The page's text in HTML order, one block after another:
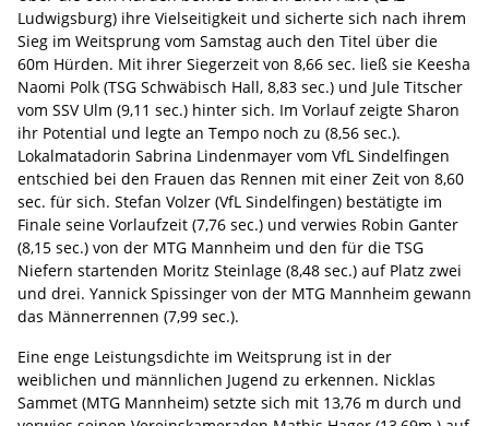
Ludwigsburg) ihre Vielseitigkeit und sicherte sich nach ihrem
Sieg im Weitsprung vom Samstag auch den Titel über die
60m Hürden. Mit ihrer Siegerzeit von 8,66 sec. ließ sie Keesha
Naomi Polk (TSG Schwäbisch Hall, 8,83 sec.) und Jule Titscher
vom SSV Ulm (9,11 sec.) hinter sich. Im Vorlauf zeigte Sharon
ihr Potential und legte an Tempo noch zu (8,56 sec.).
Lokalmatadorin Sabrina Lindenmayer vom VfL Sindelfingen
entschied bei den Frauen das Rennen mit einer Zeit von 8,60
sec. für sich. Stefan Volzer (VfL Sindelfingen) bestätigte im
Finale seine Vorlaufzeit (7,76 sec.) und verwies Robin Ganter
(8,15 sec.) von der MTG Mannheim und den für die TSG
Niefern startenden Moritz Steinlage (8,48 sec.) auf Platz zwei
und drei. Yannick Spissinger von der MTG Mannheim gewann
das Männerrennen (7,99 sec.).
Eine enge Leistungsdichte im Weitsprung ist in der
weiblichen und männlichen Jugend zu erkennen. Nicklas
Sammet (MTG Mannheim) setzte sich mit 13,76 m durch und